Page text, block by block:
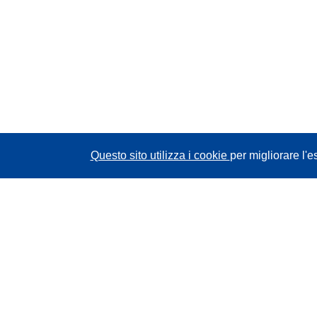
Questo sito utilizza i cookie per migliorare